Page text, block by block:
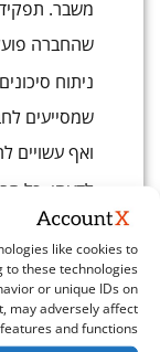
like cookies to
to these technologies
or unique IDs on
may adversely affect
and functions.
משבר.
שהחברה
ניתוח
שמסייעים
ואף עשויים
לדעתי, כל
קטנות
גדולות –
הזמינים כיום.